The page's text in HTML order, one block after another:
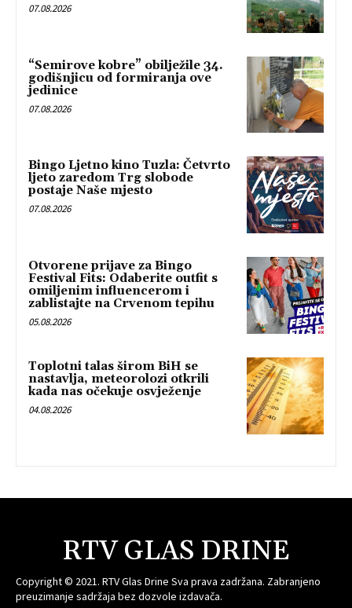
07.08.2026
“Semirove kobre” obilježile 34.
godišnjicu od formiranja ove
jedinice
07.08.2026
Bingo Ljetno kino Tuzla: Četvrto
ljeto zaredom Trg slobode
postaje Naše mjesto
07.08.2026
Otvorene prijave za Bingo
Festival Fits: Odaberite outfit s
omiljenim influencerom i
zablistajte na Crvenom tepihu
05.08.2026
Toplotni talas širom BiH se
nastavlja, meteorolozi otkrili
kada nas očekuje osvježenje
04.08.2026
RTV GLAS DRINE
Copyright © 2021. RTV Glas Drine Sva prava zadržana. Zabranjeno
preuzimanje sadržaja bez dozvole izdavača.